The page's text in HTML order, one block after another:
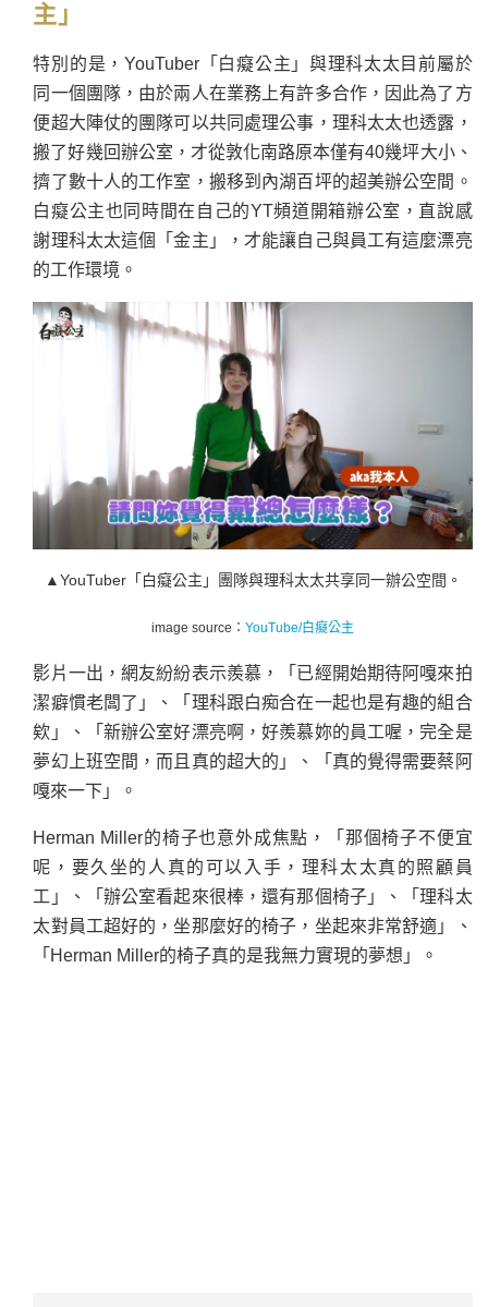
主」
特別的是，YouTuber「白癡公主」與理科太太目前屬於
同一個團隊，由於兩人在業務上有許多合作，因此為了方
便超大陣仗的團隊可以共同處理公事，理科太太也透露，
搬了好幾回辦公室，才從敦化南路原本僅有40幾坪大小、
擠了數十人的工作室，搬移到內湖百坪的超美辦公空間。
白癡公主也同時間在自己的YT頻道開箱辦公室，直說感
謝理科太太這個「金主」，才能讓自己與員工有這麼漂亮
的工作環境。
▲YouTuber「白癡公主」團隊與理科太太共享同一辦公空間 。
image source： YouTube/白癡公主
影片一出，網友紛紛表示羨慕，「已經開始期待阿嘎來拍
潔癖慣老闆了」、「理科跟白痴合在一起也是有趣的組合
欸」、「新辦公室好漂亮啊，好羨慕妳的員工喔，完全是
夢幻上班空間，而且真的超大的」、「真的覺得需要蔡阿
嘎來一下」。
Herman Miller的椅子也意外成焦點，「那個椅子不便宜
呢，要久坐的人真的可以入手，理科太太真的照顧員
工」、「辦公室看起來很棒，還有那個椅子」、「理科太
太對員工超好的，坐那麼好的椅子，坐起來非常舒適」、
「Herman Miller的椅子真的是我無力實現的夢想」。